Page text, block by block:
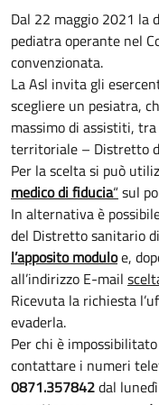
Dal 22 maggio 2021 la
pediatra operante nel
convenzionata.
La Asl invita gli
scegliere un pesiatra,
massimo di assistiti,
territoriale – Distretto
Per la scelta si può
medico di fiducia“ sul
In alternativa è
del Distretto sanitario
l’apposito moduloe,
all’indirizzo E-mail
Ricevuta la richiesta
evaderla.
Per chi è
contattare i numeri
0871.357842dal